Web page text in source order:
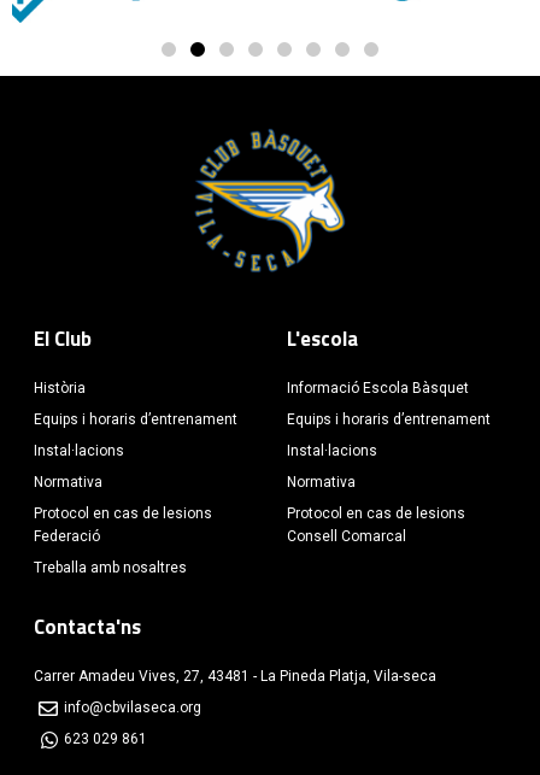
El Club
Història
Equips i horaris d’entrenament
Instal·lacions
Protocol en cas de lesions
Treballa amb nosaltres
L'escola
Informació Escola Bàsquet
Equips i horaris d’entrenament
Contacta'ns